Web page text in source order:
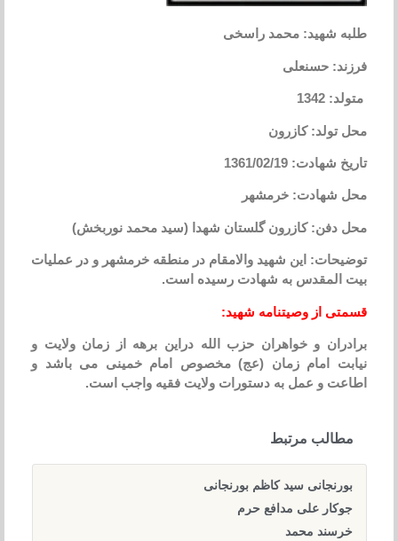
طلبه شهید: محمد راسخی
فرزند: حسنعلی
متولد: 1342
محل تولد: کازرون
تاریخ شهادت: 1361/02/19
محل شهادت: خرمشهر
محل دفن: کازرون گلستان شهدا (سید محمد نوربخش)
توضیحات: این شهید والامقام در منطقه خرمشهر و در عملیات
بیت المقدس به شهادت رسیده است.
قسمتی از وصیتنامه شهید:
برادران و خواهران حزب الله دراین برهه از زمان ولایت و
نیابت امام زمان (عج) مخصوص امام خمینی می باشد و
اطاعت و عمل به دستورات ولایت فقیه واجب است.
مطالب مرتبط
بورنجانی سید کاظم بورنجانی
جوکار علی مدافع حرم
خرسند محمد